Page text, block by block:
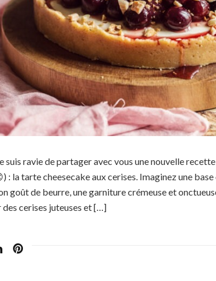
suis ravie de partager avec vous une nouvelle
: la tarte cheesecake aux cerises. Imaginez une
goût de beurre, une garniture crémeuse et
cerises juteuses et […]